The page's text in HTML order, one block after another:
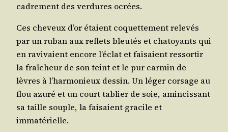
ca­dre­ment des ver­dures ocrées.
Ces che­veux d’or étaient coquet­te­ment rele­vés
par un ruban aux reflets bleu­tés et cha­toyants qui
en ravi­vaient encore l’é­clat et fai­saient res­sor­tir
la fraî­cheur de son teint et le pur car­min de
lèvres à l’har­mo­nieux des­sin. Un léger cor­sage au
flou azu­ré et un court tablier de soie, amin­cis­sant
sa taille souple, la fai­saient gra­cile et
immatérielle.